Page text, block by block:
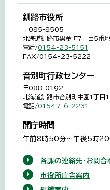
釧路市役所
〒085-8505
北海道釧路市黒金町7丁目5番地
電話/0154-23-5151
FAX/0154-23-5222
音別町行政センター
〒088-0192
北海道釧路市音別町中園1丁目
電話/01547-6-2231
開庁時間
午前8時50分～午後5時20
各課の連絡先・お問合
市役所庁舎案内